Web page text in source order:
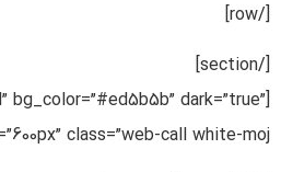
[/row]
[/section]
bg_color=”#ed5b5b” dark=”true”
class=”web-call white-moj”]